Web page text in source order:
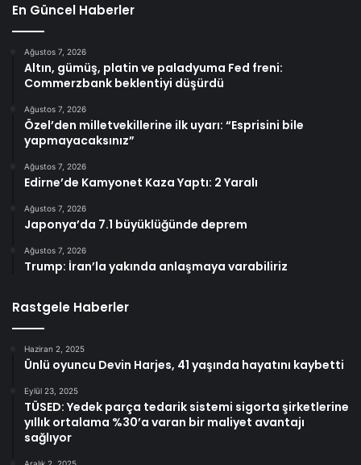
En Güncel Haberler
Ağustos 7, 2026
Altın, gümüş, platin ve paladyuma Fed freni:
Commerzbank beklentiyi düşürdü
Ağustos 7, 2026
Özel’den milletvekillerine ilk uyarı: “Esprisini bile
yapmayacaksınız”
Ağustos 7, 2026
Edirne’de Kamyonet Kaza Yaptı: 2 Yaralı
Ağustos 7, 2026
Japonya’da 7.1 büyüklüğünde deprem
Ağustos 7, 2026
Trump: İran’la yakında anlaşmaya varabiliriz
Rastgele Haberler
Haziran 2, 2025
Ünlü oyuncu Devin Harjes, 41 yaşında hayatını kaybetti
Eylül 23, 2025
TÜSED: Yedek parça tedarik sistemi sigorta şirketlerine
yıllık ortalama %30’a varan bir maliyet avantajı
sağlıyor